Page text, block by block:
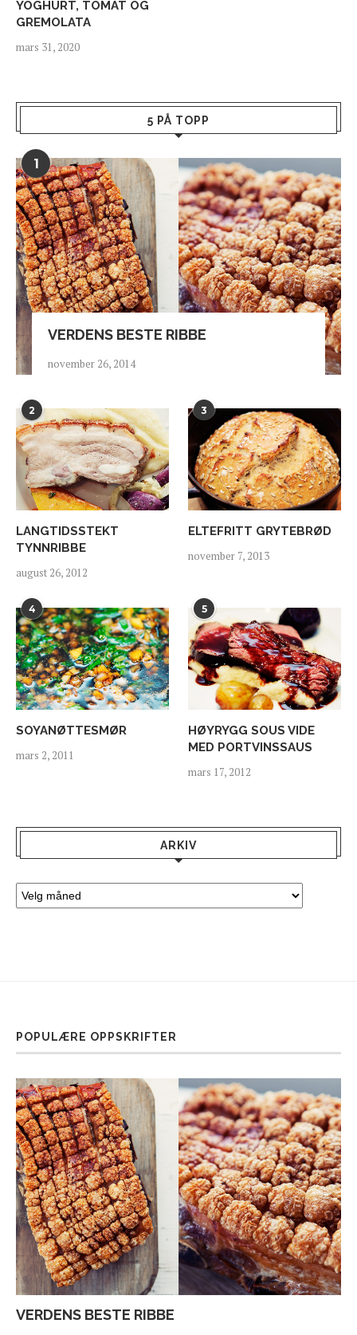
YOGHURT, TOMAT OG
GREMOLATA
mars 31, 2020
5 PÅ TOPP
1
VERDENS BESTE RIBBE
november 26, 2014
2
LANGTIDSSTEKT
TYNNRIBBE
august 26, 2012
3
ELTEFRITT GRYTEBRØD
november 7, 2013
4
SOYANØTTESMØR
mars 2, 2011
5
HØYRYGG SOUS VIDE
MED PORTVINSSAUS
mars 17, 2012
ARKIV
POPULÆRE OPPSKRIFTER
VERDENS BESTE RIBBE